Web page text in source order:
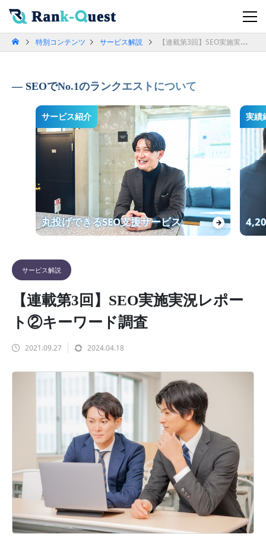
特別コンテンツ サービス解説 【連載第3回】SEO実施実況レポート②キーワード調査
SEOでNo.1のランクエストについて
サービス紹介
丸投げできるSEO支援サービス →
実績
サービス解説
【連載第3回】SEO実施実況レポー
ト②キーワード調査
2021.09.27 2024.04.18